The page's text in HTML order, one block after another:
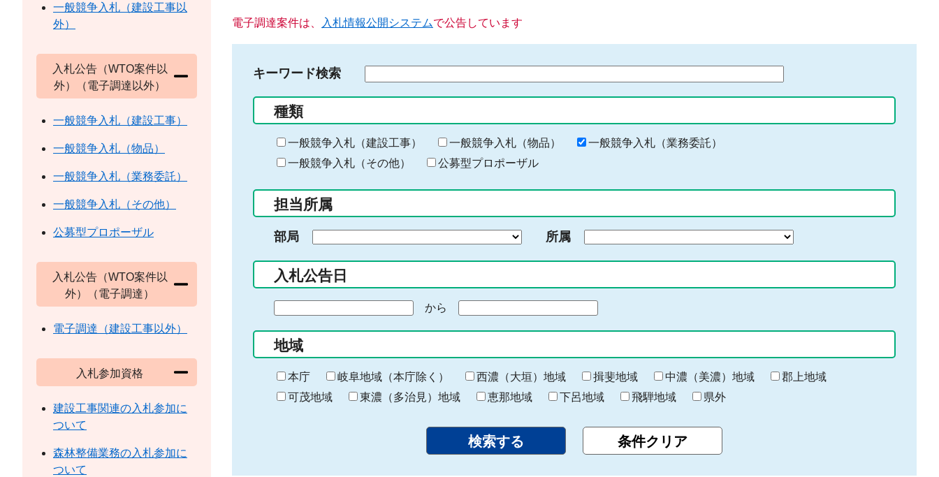
電子調達案件は、 入札情報公開システムで公告しています
キーワード検索
る
キ
ー
ー
入
力
種類
一般競争入札（建設工事） 一般競争入札（物品）
一般競争入札（業務委託）
一般競争入札（その他）
公募型プロポーザル
担当所属
部局 所属
入札公告日
の
始
ま
り
から
終
わ
り
地域
本庁 岐阜地域（本庁除く） 西濃（大垣）地域 揖斐地域 中濃（美濃）地域
郡上地域
可茂地域
東濃（多治見）地域 恵那地域 下呂地域 飛騨地域 県外
一般競争入札（建設工事以
外）
入札公告（WTO案件以
外）（電子調達以外）
一般競争入札（建設工事）
一般競争入札（物品）
一般競争入札（業務委託）
一般競争入札（その他）
公募型プロポーザル
入札公告（WTO案件以
外）（電子調達）
電子調達（建設工事以外）
入札参加資格
建設工事関連の入札参加に
ついて
森林整備業務の入札参加に
ついて